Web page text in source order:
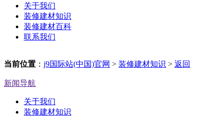
关于我们
装修建材知识
装修建材百科
联系我们
当前位置 ： j9国际站(中国)官网 > 装修建材知识 > 返回
新闻导航
关于我们
装修建材知识